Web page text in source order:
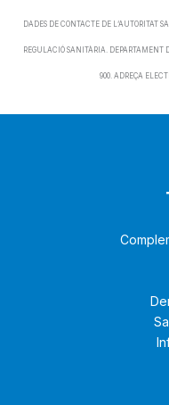
DADES DE CONTACTE DE L’AUTORITAT
REGULACIÓ SANITÀRIA. DEPARTAMENT
900. ADREÇA